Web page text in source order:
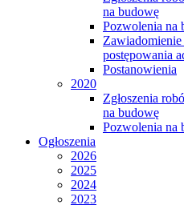
na budowę
Pozwolenia na
postępowania
Postanowienia
2020
Zgłoszenia
na budowę
Pozwolenia na
Ogłoszenia
2026
2025
2024
2023